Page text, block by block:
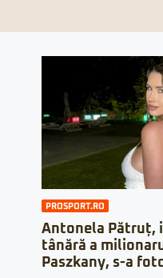
PROSPORT.RO
Antonela Pătruț,
tânără a
Paszkany, s-a